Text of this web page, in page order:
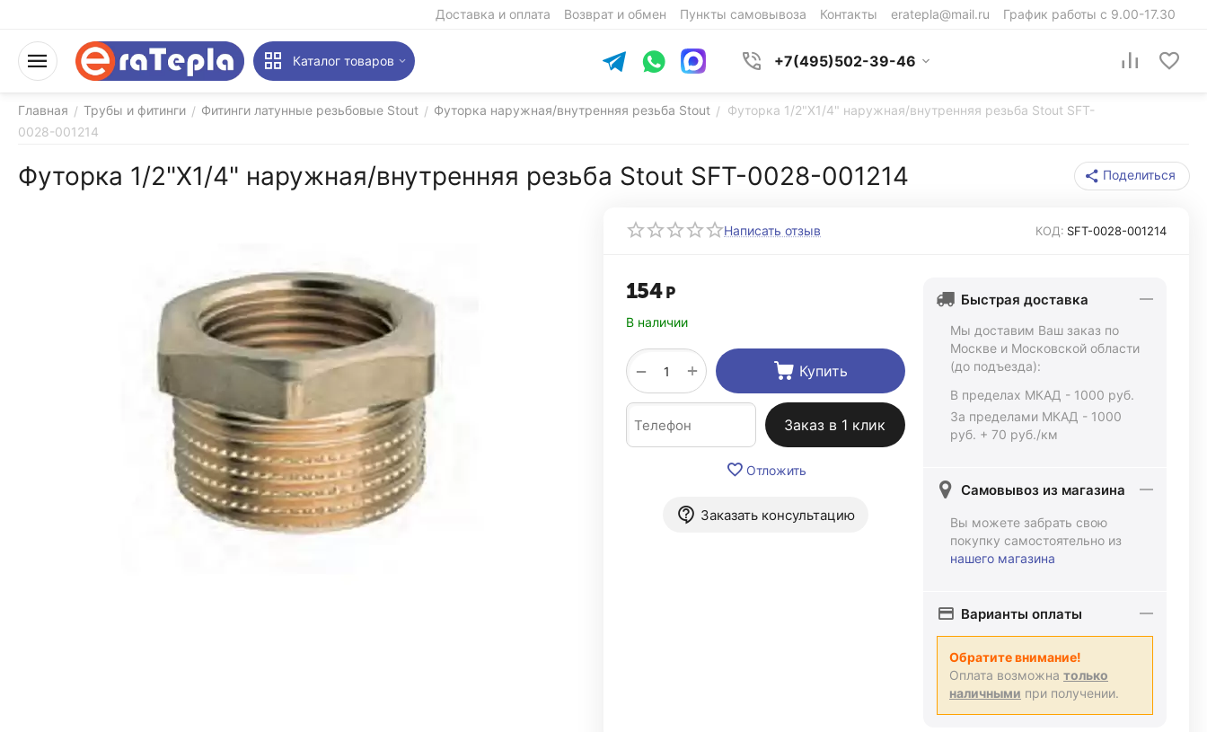
Доставка и оплата Возврат и обмен Пункты самовывоза Контакты eratepla@mail.ru График работы с 9.00-17.30
Каталог товаров +7(495)502-39-46
Главная / Трубы и фитинги / Фитинги латунные резьбовые Stout / Футорка наружная/внутренняя резьба Stout / Футорка 1/2"X1/4" наружная/внутренняя резьба Stout SFT-
0028-001214
Футорка 1/2"X1/4" наружная/внутренняя резьба Stout SFT-0028-001214 Поделиться
Написать отзыв КОД: SFT-0028-001214
154 Р
В наличии
+
− Купить
Заказ в 1 клик
Отложить
Заказать консультацию
Быстрая доставка
Мы доставим Ваш заказ по
Москве и Московской области
(до подъезда):
В пределах МКАД - 1000 руб.
За пределами МКАД - 1000
руб. + 70 руб./км
Самовывоз из магазина
Вы можете забрать свою
покупку самостоятельно из
нашего магазина
Варианты оплаты
Обратите внимание!
Оплата возможна только
наличными при получении.